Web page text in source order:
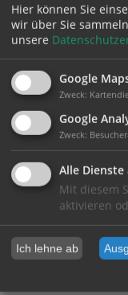
Gibt es
Narzissmus?
In der
manchmal
Narzissmus
dass der
Narzissmus sei,
häufiger bei
Es gibt jedoch
bestätigen.
wie bereits
vulnerable
Dynamik in
Co-
Hier können Sie
wir über Sie
unsere
Google
Zweck:
Google
Zweck:
Alle
Mit diesem
aktivieren
Ich lehne ab